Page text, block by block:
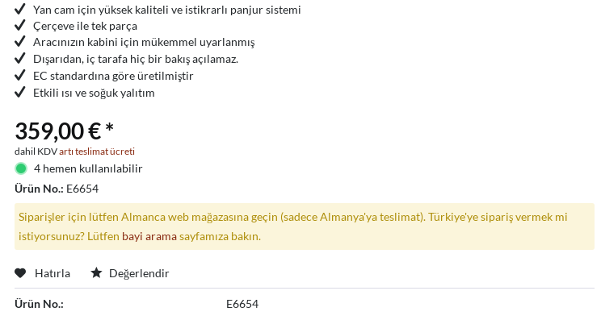
Yan cam için yüksek kaliteli ve istikrarlı panjur sistemi
Çerçeve ile tek parça
Aracınızın kabini için mükemmel uyarlanmış
Dışarıdan, iç tarafa hiç bir bakış açılamaz.
EC standardına göre üretilmiştir
Etkili ısı ve soğuk yalıtım
359,00 € *
dahil KDVartı teslimat ücreti
4 hemen kullanılabilir
Ürün No.: E6654
Siparişler için lütfen Almanca web mağazasına geçin (sadece Almanya'ya teslimat). Türkiye'ye sipariş vermek mi
istiyorsunuz? Lütfen bayi aramasayfamıza bakın.
Hatırla Değerlendir
Ürün No.: E6654